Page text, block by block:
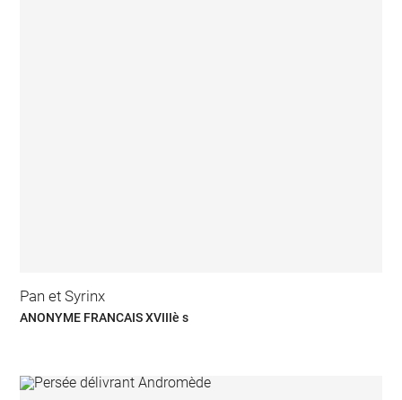
Pan et Syrinx
ANONYME FRANCAIS XVIIIè s